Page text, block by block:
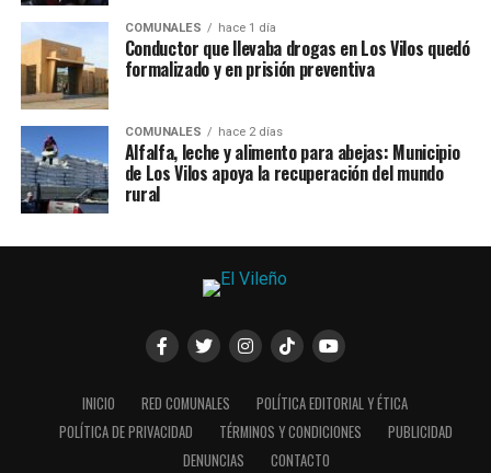
COMUNALES hace 1 día
Conductor que llevaba drogas en Los Vilos quedó
formalizado y en prisión preventiva
COMUNALES hace 2 días
Alfalfa, leche y alimento para abejas: Municipio
de Los Vilos apoya la recuperación del mundo
rural
INICIO RED COMUNALES
POLÍTICA EDITORIAL Y ÉTICA
POLÍTICA DE PRIVACIDAD
TÉRMINOS Y CONDICIONES
PUBLICIDAD
DENUNCIAS
CONTACTO